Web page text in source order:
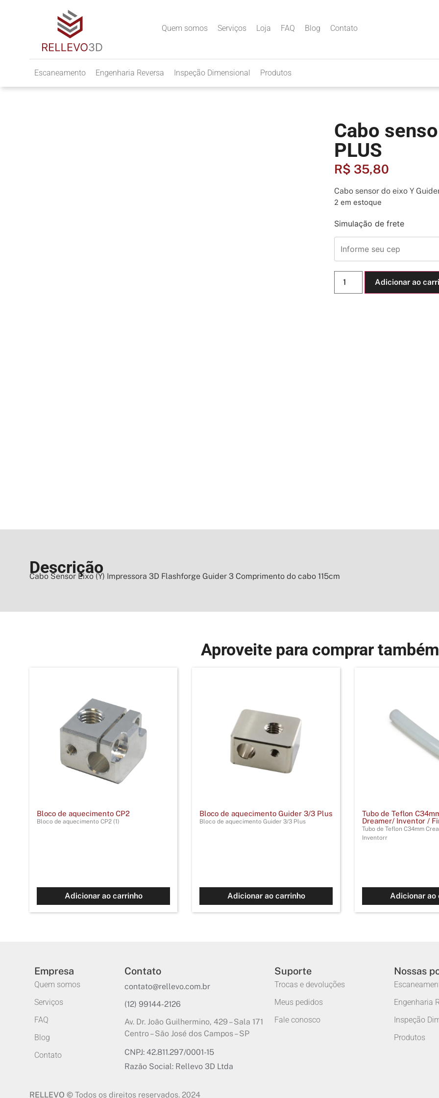
Quem somos Serviços Loja FAQ Blog Contato
Escaneamento Engenharia Reversa Inspeção Dimensional Produtos
Cabo
PLUS
R$ 35,80
Cabo sensor do eixo Y
2 em estoque
Simulação de frete
Adicionar ao
Descrição
Cabo Sensor Eixo (Y) Impressora 3D Flashforge Guider 3 Comprimento do cabo 115cm
Aproveite para comprar
Bloco de aquecimento CP2
Bloco de aquecimento CP2 (1)
Adicionar ao carrinho
Bloco de aquecimento Guider 3/3 Plus
Bloco de aquecimento Guider 3/3 Plus
Adicionar ao carrinho
Tubo de Teflon
Dreamer/ Inventor /
Tubo de Teflon C34mm
Inventorr
Adicionar ao
Empresa
Quem somos
Serviços
FAQ
Blog
Contato
Contato
contato@rellevo.com.br
(12) 99144-2126
Av. Dr. João Guilhermino, 429 – Sala 171
Centro – São José dos Campos – SP
CNPJ: 42.811.297/0001-15
Razão Social: Rellevo 3D Ltda
Suporte
Trocas e devoluções
Meus pedidos
Fale conosco
Nossas
Engenharia
Inspeção
Produtos
RELLEVO © Todos os direitos reservados. 2024